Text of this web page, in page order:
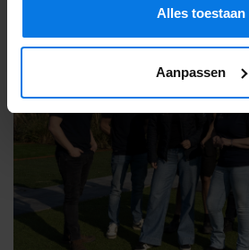
Alles toestaan
Aanpassen
de tegels ook erg stroef. Gratis tip:
een minimum beperkt. Is dat even
Het ArtiStone assortiment
Binnen het Oud Hollandse
keuzes. Of je nou tegels, traptreden,
of een zitelement wilt, het kan
traptreden zijn beschikbaar in 5
antraciet, carbon,grijs, taupe en
nieuwe tegels op Bestratingsweb.nl.